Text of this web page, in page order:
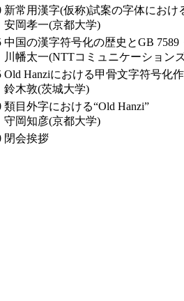
新常用漢字(仮称)試案の字体におけ
安岡孝一(京都大学)
中国の漢字符号化の歴史とGB 7589
川幡太一(NTTコミュニケーション
Old Hanziにおける甲骨文字符号化
鈴木敦(茨城大学)
類目外字における“Old Hanzi”
守岡知彦(京都大学)
閉会挨拶